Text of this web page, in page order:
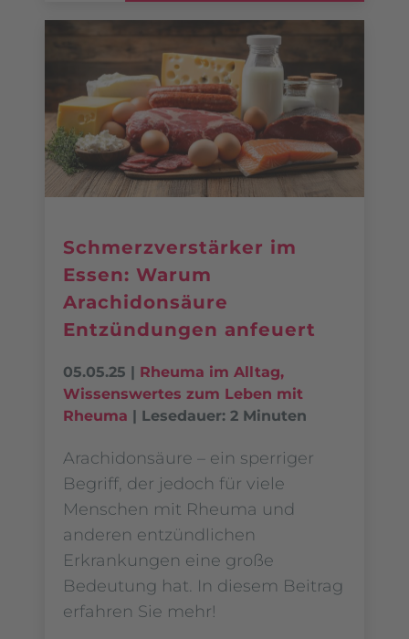
Schmerzverstärker im
Essen: Warum
Arachidonsäure
Entzündungen anfeuert
05.05.25 Rheuma im Alltag,
Wissenswertes zum Leben mit
Rheuma
Lesedauer: 2 Minuten
Arachidonsäure – ein sperriger
Begriff, der jedoch für viele
Menschen mit Rheuma und
anderen entzündlichen
Erkrankungen eine große
Bedeutung hat. In diesem Beitrag
erfahren Sie mehr!